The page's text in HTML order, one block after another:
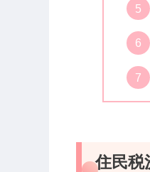
住民税